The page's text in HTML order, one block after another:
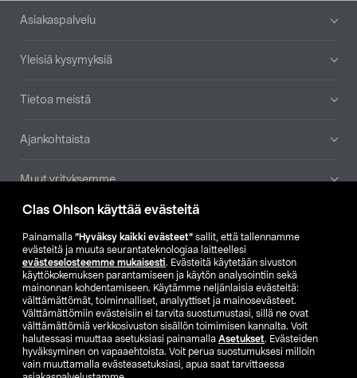
Clas Ohlson käyttää evästeitä
Painamalla ”Hyväksy kaikki evästeet” sallit, että tallennamme
evästeitä ja muuta seurantateknologiaa laitteellesi
evästeselosteemme mukaisesti. Evästeitä käytetään sivuston
käyttökokemuksen parantamiseen ja käytön analysointiin sekä
mainonnan kohdentamiseen. Käytämme neljänlaisia evästeitä:
välttämättömät, toiminnalliset, analyyttiset ja mainosevästeet.
Välttämättömiin evästeisiin ei tarvita suostumustasi, sillä ne ovat
välttämättömiä verkkosivuston sisällön toimimisen kannalta. Voit
halutessasi muuttaa asetuksiasi painamalla Asetukset. Evästeiden
hyväksyminen on vapaaehtoista. Voit perua suostumuksesi milloin
vain muuttamalla evästeasetuksiasi, apua saat tarvittaessa
Alatunniste
Asiakaspalvelu
Yleisiä kysymyksiä
Tietoa meistä
Ajankohtaista
Muut yrityksemme
Etsi myymälä
SE NO FI
FI SV